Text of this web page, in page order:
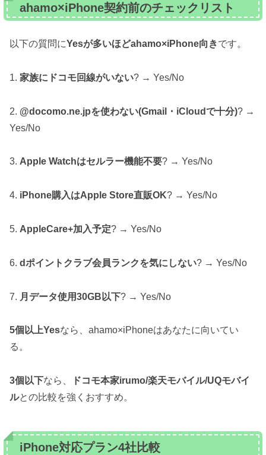
ahamo×iPhone契約前のチェックリスト
以下の質問にYesが多いほどahamo×iPhone向きです。
1. 家族にドコモ回線がいない? → Yes/No
2. @docomo.ne.jpを使わない(Gmail・iCloudで十分)? →
Yes/No
3. Apple Watchはセルラー機能不要? → Yes/No
4. iPhone購入はApple Store直販OK? → Yes/No
5. AppleCare+加入予定? → Yes/No
6. dポイントクラブ会員ランクを気にしない? → Yes/No
7. 月データ使用30GB以下? → Yes/No
5個以上Yesなら、ahamo×iPhoneはあなたに向いてい
る。
3個以下なら、
ドコモ本家irumo/楽天モバイル/UQモバイ
ルとの比較を強くおすすめ。
iPhone対応プラン4社比較